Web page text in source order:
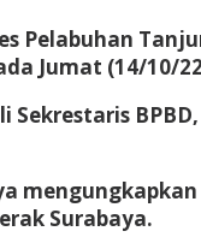
Pelabuhan
Jumat (14/10/
Surabaya.